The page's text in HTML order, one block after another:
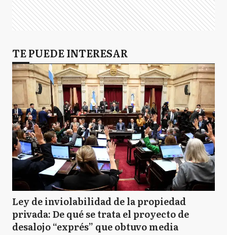
TE PUEDE INTERESAR
Ley de inviolabilidad de la propiedad
privada: De qué se trata el proyecto de
desalojo “exprés” que obtuvo media